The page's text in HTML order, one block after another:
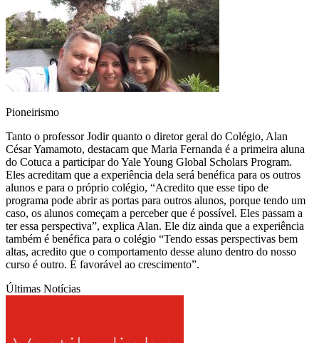
Pioneirismo
Tanto o professor Jodir quanto o diretor geral do Colégio, Alan
César Yamamoto, destacam que Maria Fernanda é a primeira aluna
do Cotuca a participar do Yale Young Global Scholars Program.
Eles acreditam que a experiência dela será benéfica para os outros
alunos e para o próprio colégio, “Acredito que esse tipo de
programa pode abrir as portas para outros alunos, porque tendo um
caso, os alunos começam a perceber que é possível. Eles passam a
ter essa perspectiva”, explica Alan. Ele diz ainda que a experiência
também é benéfica para o colégio “Tendo essas perspectivas bem
altas, acredito que o comportamento desse aluno dentro do nosso
curso é outro. É favorável ao crescimento”.
Últimas Notícias